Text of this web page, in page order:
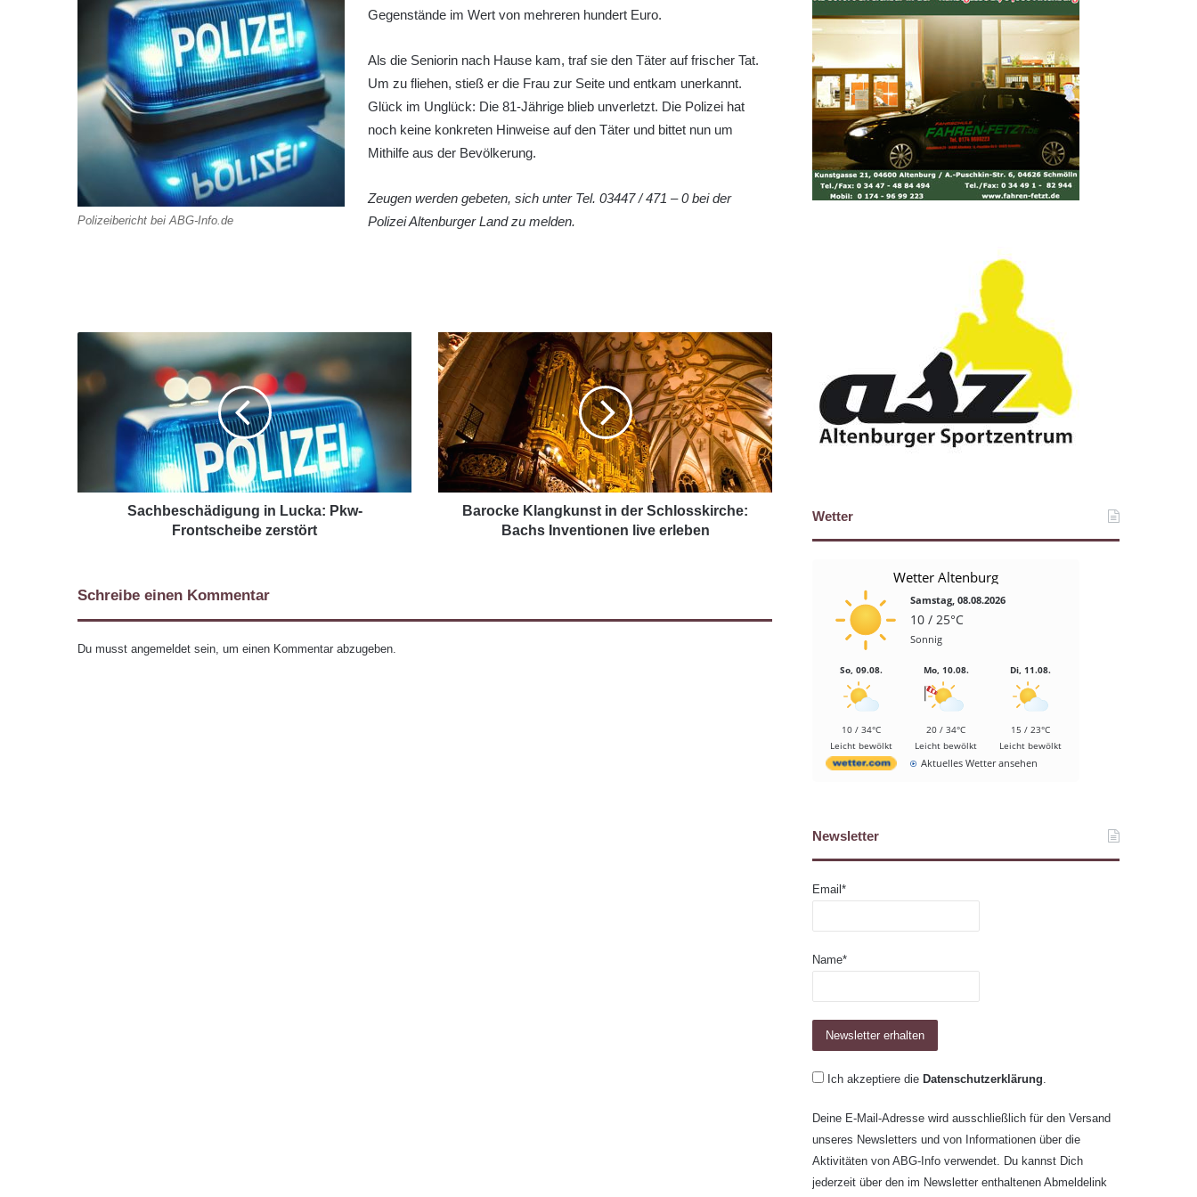
Polizeibericht bei ABG-Info.de
Gegenstände im Wert von mehreren hundert Euro.
Als die Seniorin nach Hause kam, traf sie den Täter auf frischer Tat.
Um zu fliehen, stieß er die Frau zur Seite und entkam unerkannt.
Glück im Unglück: Die 81-Jährige blieb unverletzt. Die Polizei hat
noch keine konkreten Hinweise auf den Täter und bittet nun um
Mithilfe aus der Bevölkerung.
Zeugen werden gebeten, sich unter Tel. 03447 / 471 – 0 bei der
Polizei Altenburger Land zu melden.
Sachbeschädigung in Lucka: Pkw-
Frontscheibe zerstört
Barocke Klangkunst in der Schlosskirche:
Bachs Inventionen live erleben
Schreibe einen Kommentar
Du musst angemeldet sein, um einen Kommentar abzugeben.
Wetter
Wetter Altenburg
Samstag, 08.08.2026
10 / 25°C
Sonnig
So, 09.08.
10 / 34°C
Leicht bewölkt
Mo, 10.08.
20 / 34°C
Leicht bewölkt
Di, 11.08.
15 / 23°C
Leicht bewölkt
Aktuelles Wetter ansehen
Newsletter
Email*
Name*
Ich akzeptiere die Datenschutzerklärung.
Deine E-Mail-Adresse wird ausschließlich für den Versand
unseres Newsletters und von Informationen über die
Aktivitäten von ABG-Info verwendet. Du kannst Dich
jederzeit über den im Newsletter enthaltenen Abmeldelink